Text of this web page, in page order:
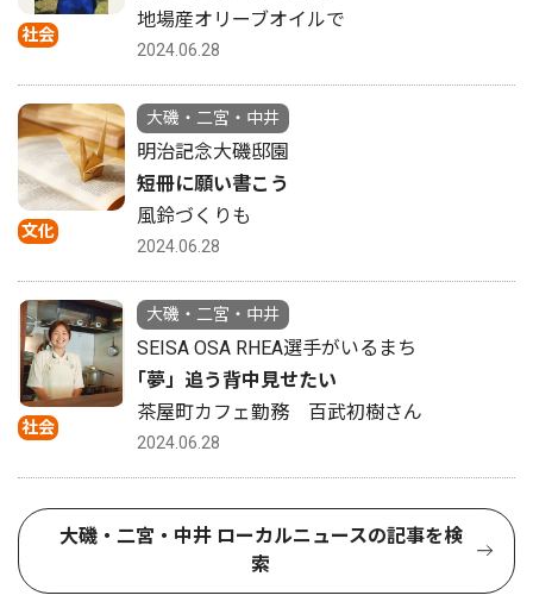
社会
地場産オリーブオイルで
2024.06.28
文化
大磯・二宮・中井
明治記念大磯邸園
短冊に願い書こう
風鈴づくりも
2024.06.28
社会
大磯・二宮・中井
SEISA OSA RHEA選手がいるまち
｢夢」追う背中見せたい
茶屋町カフェ勤務 百武初樹さん
2024.06.28
大磯・二宮・中井 ローカルニュースの記事を検
索